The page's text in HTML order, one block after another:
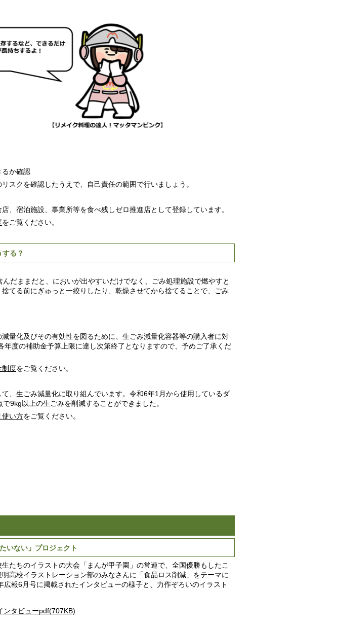
るか確認
クを確認したうえで、自己責任の範囲で行いましょう。
、宿泊施設、事業所等を食べ残しゼロ推進店として登録しています。
をご覧ください。
る？
だままだと、においが出やすいだけでなく、ごみ処理施設で燃やすと
てる前にぎゅっと一絞りしたり、乾燥させてから捨てることで、ごみ
量化及びその有効性を図るために、生ごみ減量化容器等の購入者に対
年度の補助金予算上限に達し次第終了となりますので、予めご了承くだ
制度をご覧ください。
、生ごみ減量化に取り組んでいます。令和6年1月から使用しているダ
9kg以上の生ごみを削減することができました。
使い方をご覧ください。
いない」プロジェクト
たちのイラストの大会「まんが甲子園」の常連で、全国優勝もしたこ
高校イラストレーション部のみなさんに「食品ロス削減」をテーマに
報6月号に掲載されたインタビューの様子と、力作ぞろいのイラスト
ンタビューpdf(707KB)